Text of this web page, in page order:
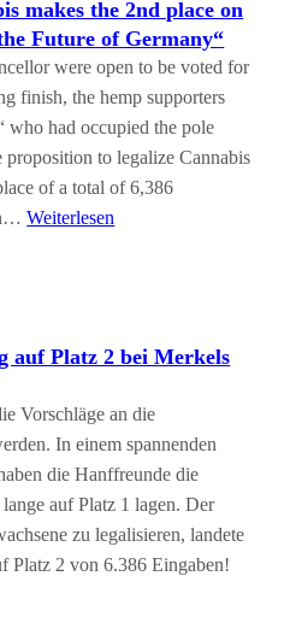
makes the 2nd place on
Future of Germany“
were open to be voted for
finish, the hemp supporters
who had occupied the pole
to legalize Cannabis
of a total of 6,386
Weiterlesen
auf Platz 2 bei Merkels
Vorschläge an die
In einem spannenden
die Hanffreunde die
auf Platz 1 lagen. Der
zu legalisieren, landete
Platz 2 von 6.386 Eingaben!